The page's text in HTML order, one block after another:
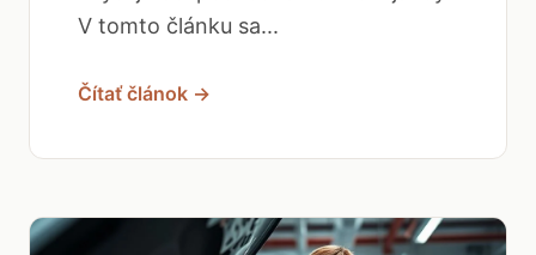
V tomto článku sa...
Čítať článok →